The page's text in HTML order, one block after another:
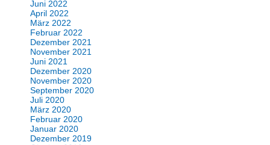
Juni 2022
April 2022
März 2022
Februar 2022
Dezember 2021
November 2021
Juni 2021
Dezember 2020
November 2020
September 2020
Juli 2020
März 2020
Februar 2020
Januar 2020
Dezember 2019